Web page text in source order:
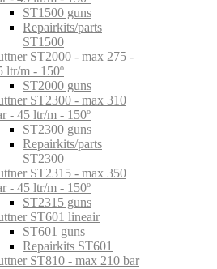
ST1500 guns
Repairkits/parts
ST1500
ST2000 - max 275 -
ltr/m - 150º
ST2000 guns
ST2300 - max 310
- 45 ltr/m - 150º
ST2300 guns
Repairkits/parts
ST2300
ST2315 - max 350
- 45 ltr/m - 150º
ST2315 guns
ST601 lineair
ST601 guns
Repairkits ST601
ST810 - max 210 bar